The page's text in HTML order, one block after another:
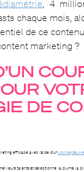
, 4
chaque mois,
de ce
marketing ?
DE
efficace avec l’aide d’unconcepteur-
talents et sélectionne la plume la